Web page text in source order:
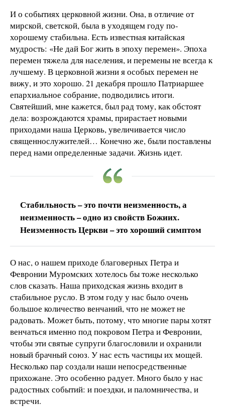
И о событиях церковной жизни. Она, в отличие от
мирской, светской, была в уходящем году по-
хорошему стабильна. Есть известная китайская
мудрость: «Не дай Бог жить в эпоху перемен». Эпоха
перемен тяжела для населения, и перемены не всегда к
лучшему. В церковной жизни я особых перемен не
вижу, и это хорошо. 21 декабря прошло Патриаршее
епархиальное собрание, подводились итоги.
Святейший, мне кажется, был рад тому, как обстоят
дела: возрождаются храмы, прирастает новыми
приходами наша Церковь, увеличивается число
священнослужителей… Конечно же, были поставлены
перед нами определенные задачи. Жизнь идет.
Стабильность – это почти неизменность, а
неизменность – одно из свойств Божиих.
Неизменность Церкви – это хороший симптом
О нас, о нашем приходе благоверных Петра и
Февронии Муромских хотелось бы тоже несколько
слов сказать. Наша приходская жизнь входит в
стабильное русло. В этом году у нас было очень
большое количество венчаний, что не может не
радовать. Может быть, потому, что многие пары хотят
венчаться именно под покровом Петра и Февронии,
чтобы эти святые супруги благословили и охранили
новый брачный союз. У нас есть частицы их мощей.
Несколько пар создали наши непосредственные
прихожане. Это особенно радует. Много было у нас
радостных событий: и поездки, и паломничества, и
встречи.